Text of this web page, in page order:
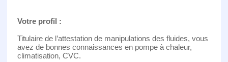
Votre profil :
Titulaire de l’attestation de manipulations des fluides, vous
avez de bonnes connaissances en pompe à chaleur,
climatisation, CVC.